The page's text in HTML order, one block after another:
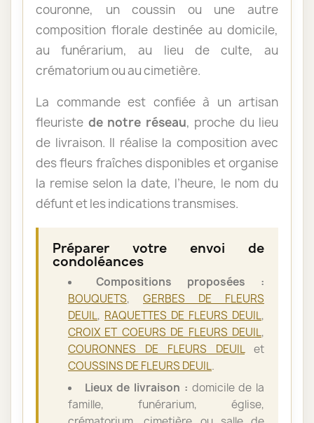
couronne, un coussin ou une autre
composition florale destinée au domicile,
au funérarium, au lieu de culte, au
crématorium ou au cimetière.
La commande est confiée à un artisan
fleuriste de notre réseau, proche du lieu
de livraison. Il réalise la composition avec
des fleurs fraîches disponibles et organise
la remise selon la date, l’heure, le nom du
défunt et les indications transmises.
Préparer votre envoi de
condoléances
Compositions proposées :
BOUQUETS, GERBES DE FLEURS
DEUIL, RAQUETTES DE FLEURS DEUIL,
CROIX ET COEURS DE FLEURS DEUIL,
COURONNES DE FLEURS DEUILet
COUSSINS DE FLEURS DEUIL.
Lieux de livraison : domicile de la
famille, funérarium, église,